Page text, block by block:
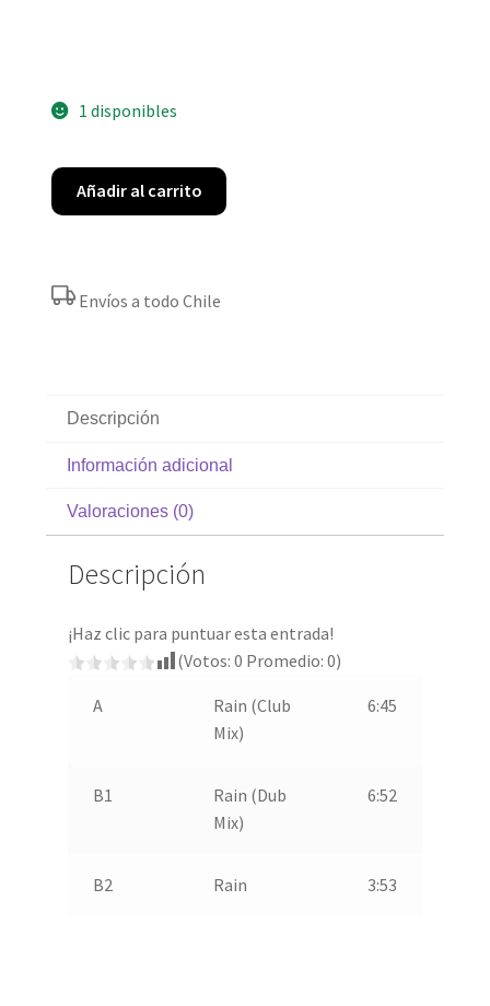
1 disponibles
Añadir al carrito
Envíos a todo Chile
Descripción
Información adicional
Valoraciones (0)
Descripción
¡Haz clic para puntuar esta entrada!
(Votos: 0 Promedio: 0)
A
Rain (Club
Mix)
6:45
B1
Rain (Dub
Mix)
6:52
B2 Rain 3:53